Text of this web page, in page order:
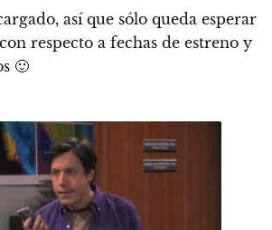
así que sólo queda esperar
respecto a fechas de estreno y
🙂